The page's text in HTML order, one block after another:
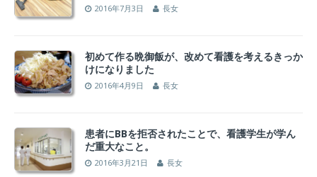
2016年7月3日 長女
初めて作る晩御飯が、改めて看護を考えるきっか
けになりました
2016年4月9日 長女
患者にBBを拒否されたことで、看護学生が学ん
だ重大なこと。
2016年3月21日 長女